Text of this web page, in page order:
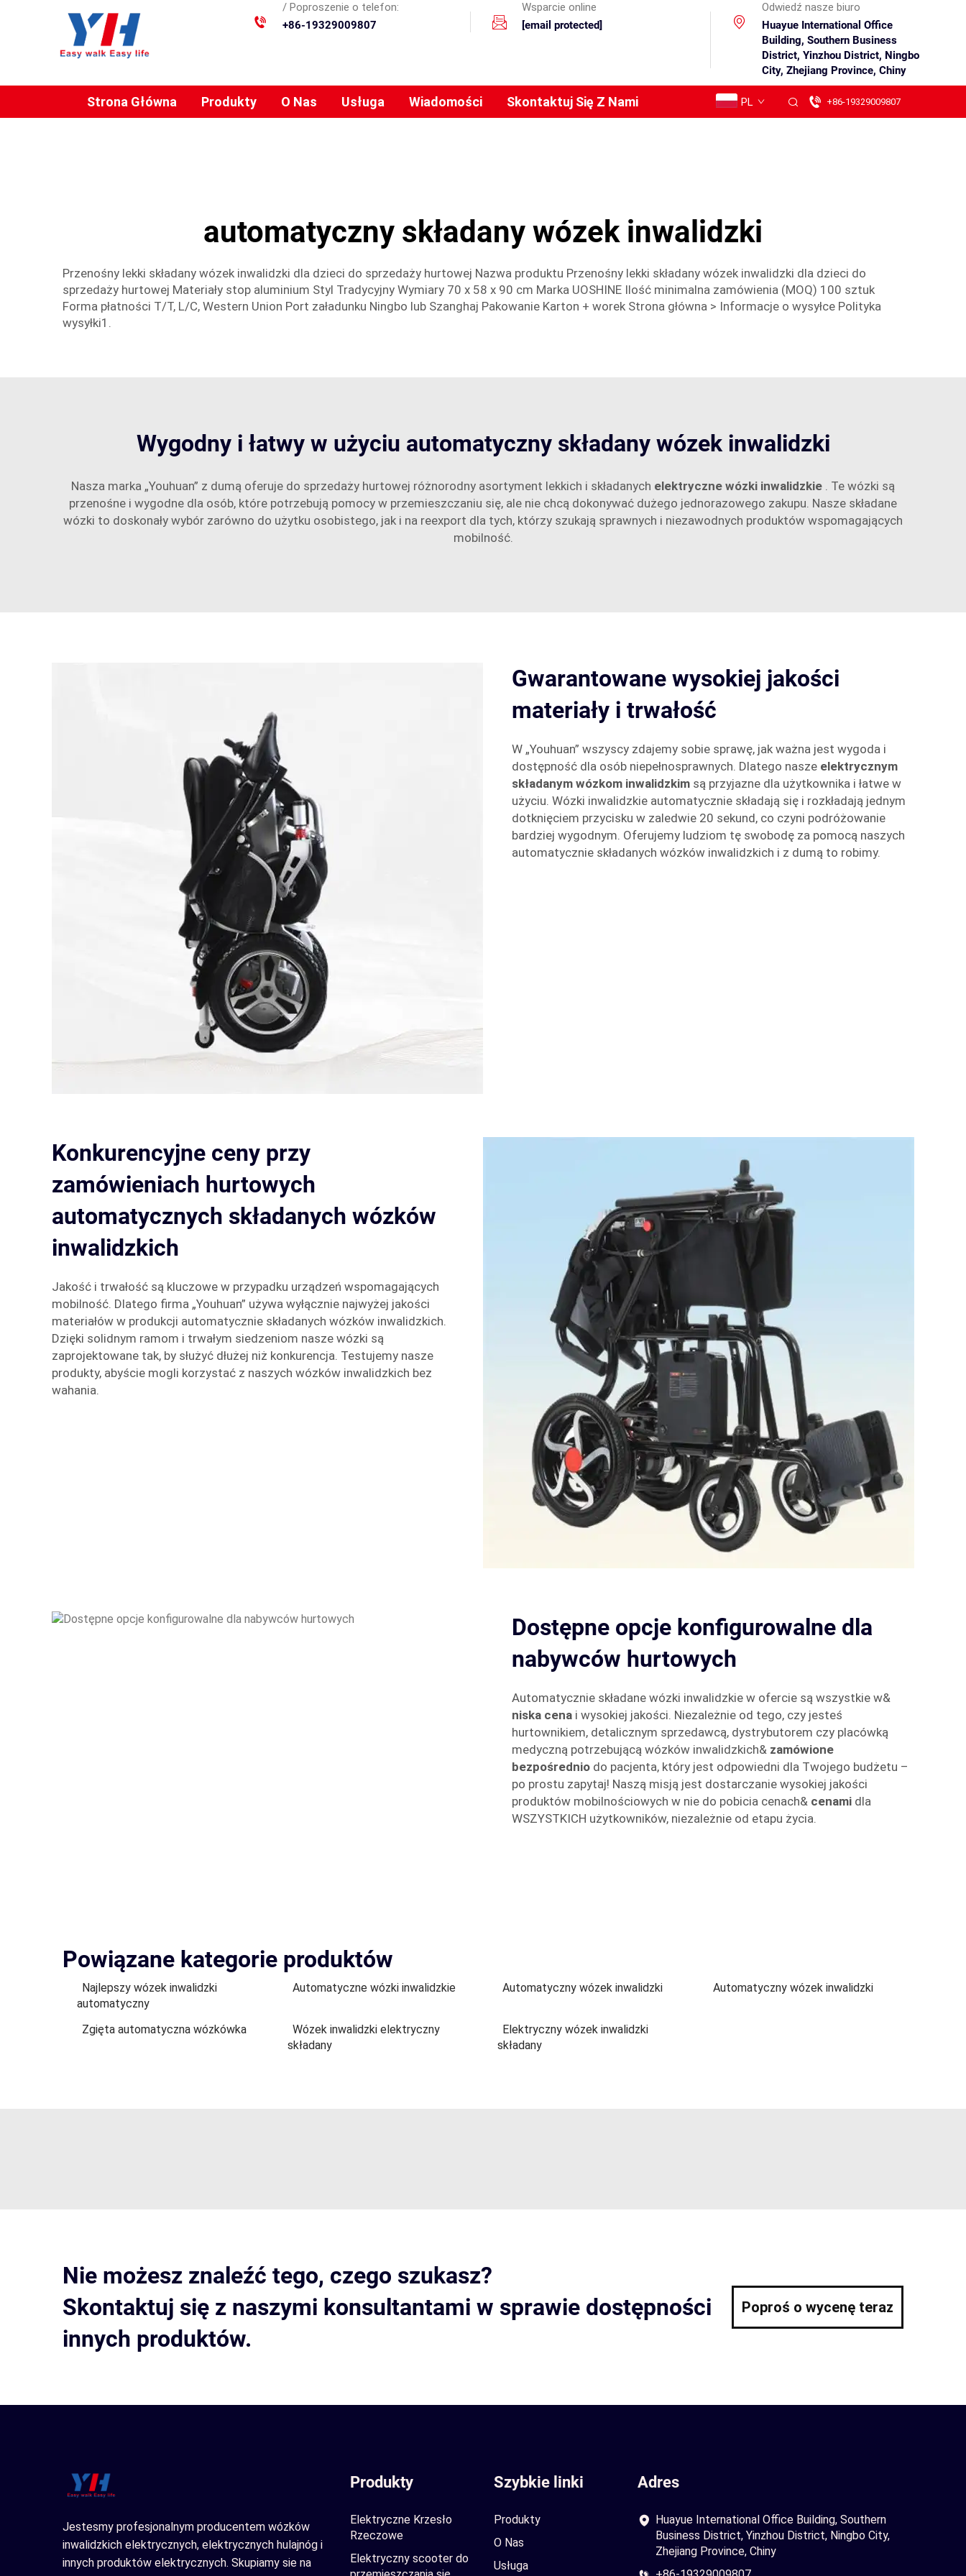
/ Poproszenie o telefon:
+86-19329009807
Wsparcie online
[email protected]
Odwiedź nasze biuro
Huayue International Office
Building, Southern Business
District, Yinzhou District, Ningbo
City, Zhejiang Province, Chiny
Strona Główna Produkty O Nas Usługa Wiadomości Skontaktuj Się Z Nami PL +86-19329009807
automatyczny składany wózek inwalidzki
Przenośny lekki składany wózek inwalidzki dla dzieci do sprzedaży hurtowej Nazwa produktu Przenośny lekki składany wózek inwalidzki dla dzieci do
sprzedaży hurtowej Materiały stop aluminium Styl Tradycyjny Wymiary 70 x 58 x 90 cm Marka UOSHINE Ilość minimalna zamówienia (MOQ) 100 sztuk
Forma płatności T/T, L/C, Western Union Port załadunku Ningbo lub Szanghaj Pakowanie Karton + worek Strona główna > Informacje o wysyłce Polityka
wysyłki1.
Wygodny i łatwy w użyciu automatyczny składany wózek inwalidzki
Nasza marka „Youhuan” z dumą oferuje do sprzedaży hurtowej różnorodny asortyment lekkich i składanych elektryczne wózki inwalidzkie . Te wózki są
przenośne i wygodne dla osób, które potrzebują pomocy w przemieszczaniu się, ale nie chcą dokonywać dużego jednorazowego zakupu. Nasze składane
wózki to doskonały wybór zarówno do użytku osobistego, jak i na reexport dla tych, którzy szukają sprawnych i niezawodnych produktów wspomagających
mobilność.
Gwarantowane wysokiej jakości
materiały i trwałość
W „Youhuan” wszyscy zdajemy sobie sprawę, jak ważna jest wygoda i
dostępność dla osób niepełnosprawnych. Dlatego nasze elektrycznym
składanym wózkom inwalidzkim są przyjazne dla użytkownika i łatwe w
użyciu. Wózki inwalidzkie automatycznie składają się i rozkładają jednym
dotknięciem przycisku w zaledwie 20 sekund, co czyni podróżowanie
bardziej wygodnym. Oferujemy ludziom tę swobodę za pomocą naszych
automatycznie składanych wózków inwalidzkich i z dumą to robimy.
Konkurencyjne ceny przy
zamówieniach hurtowych
automatycznych składanych wózków
inwalidzkich
Jakość i trwałość są kluczowe w przypadku urządzeń wspomagających
mobilność. Dlatego firma „Youhuan” używa wyłącznie najwyżej jakości
materiałów w produkcji automatycznie składanych wózków inwalidzkich.
Dzięki solidnym ramom i trwałym siedzeniom nasze wózki są
zaprojektowane tak, by służyć dłużej niż konkurencja. Testujemy nasze
produkty, abyście mogli korzystać z naszych wózków inwalidzkich bez
wahania.
Dostępne opcje konfigurowalne dla
nabywców hurtowych
Automatycznie składane wózki inwalidzkie w ofercie są wszystkie w&
niska cena i wysokiej jakości. Niezależnie od tego, czy jesteś
hurtownikiem, detalicznym sprzedawcą, dystrybutorem czy placówką
medyczną potrzebującą wózków inwalidzkich& zamówione
bezpośrednio do pacjenta, który jest odpowiedni dla Twojego budżetu –
po prostu zapytaj! Naszą misją jest dostarczanie wysokiej jakości
produktów mobilnościowych w nie do pobicia cenach& cenami dla
WSZYSTKICH użytkowników, niezależnie od etapu życia.
Powiązane kategorie produktów
Najlepszy wózek inwalidzki
automatyczny
Automatyczne wózki inwalidzkie Automatyczny wózek inwalidzki Automatyczny wózek inwalidzki
Zgięta automatyczna wózkówka
Wózek inwalidzki elektryczny
składany
Elektryczny wózek inwalidzki
składany
Nie możesz znaleźć tego, czego szukasz?
Skontaktuj się z naszymi konsultantami w sprawie dostępności
innych produktów.
Poproś o wycenę teraz
Jestesmy profesjonalnym producentem wózków
inwalidzkich elektrycznych, elektrycznych hulajnóg i
innych produktów elektrycznych. Skupiamy sie na
Produkty
Elektryczne Krzesło
Rzeczowe
Elektryczny scooter do
Szybkie linki
Produkty
O Nas
Usługa
Adres
Huayue International Office Building, Southern
Business District, Yinzhou District, Ningbo City,
Zhejiang Province, Chiny